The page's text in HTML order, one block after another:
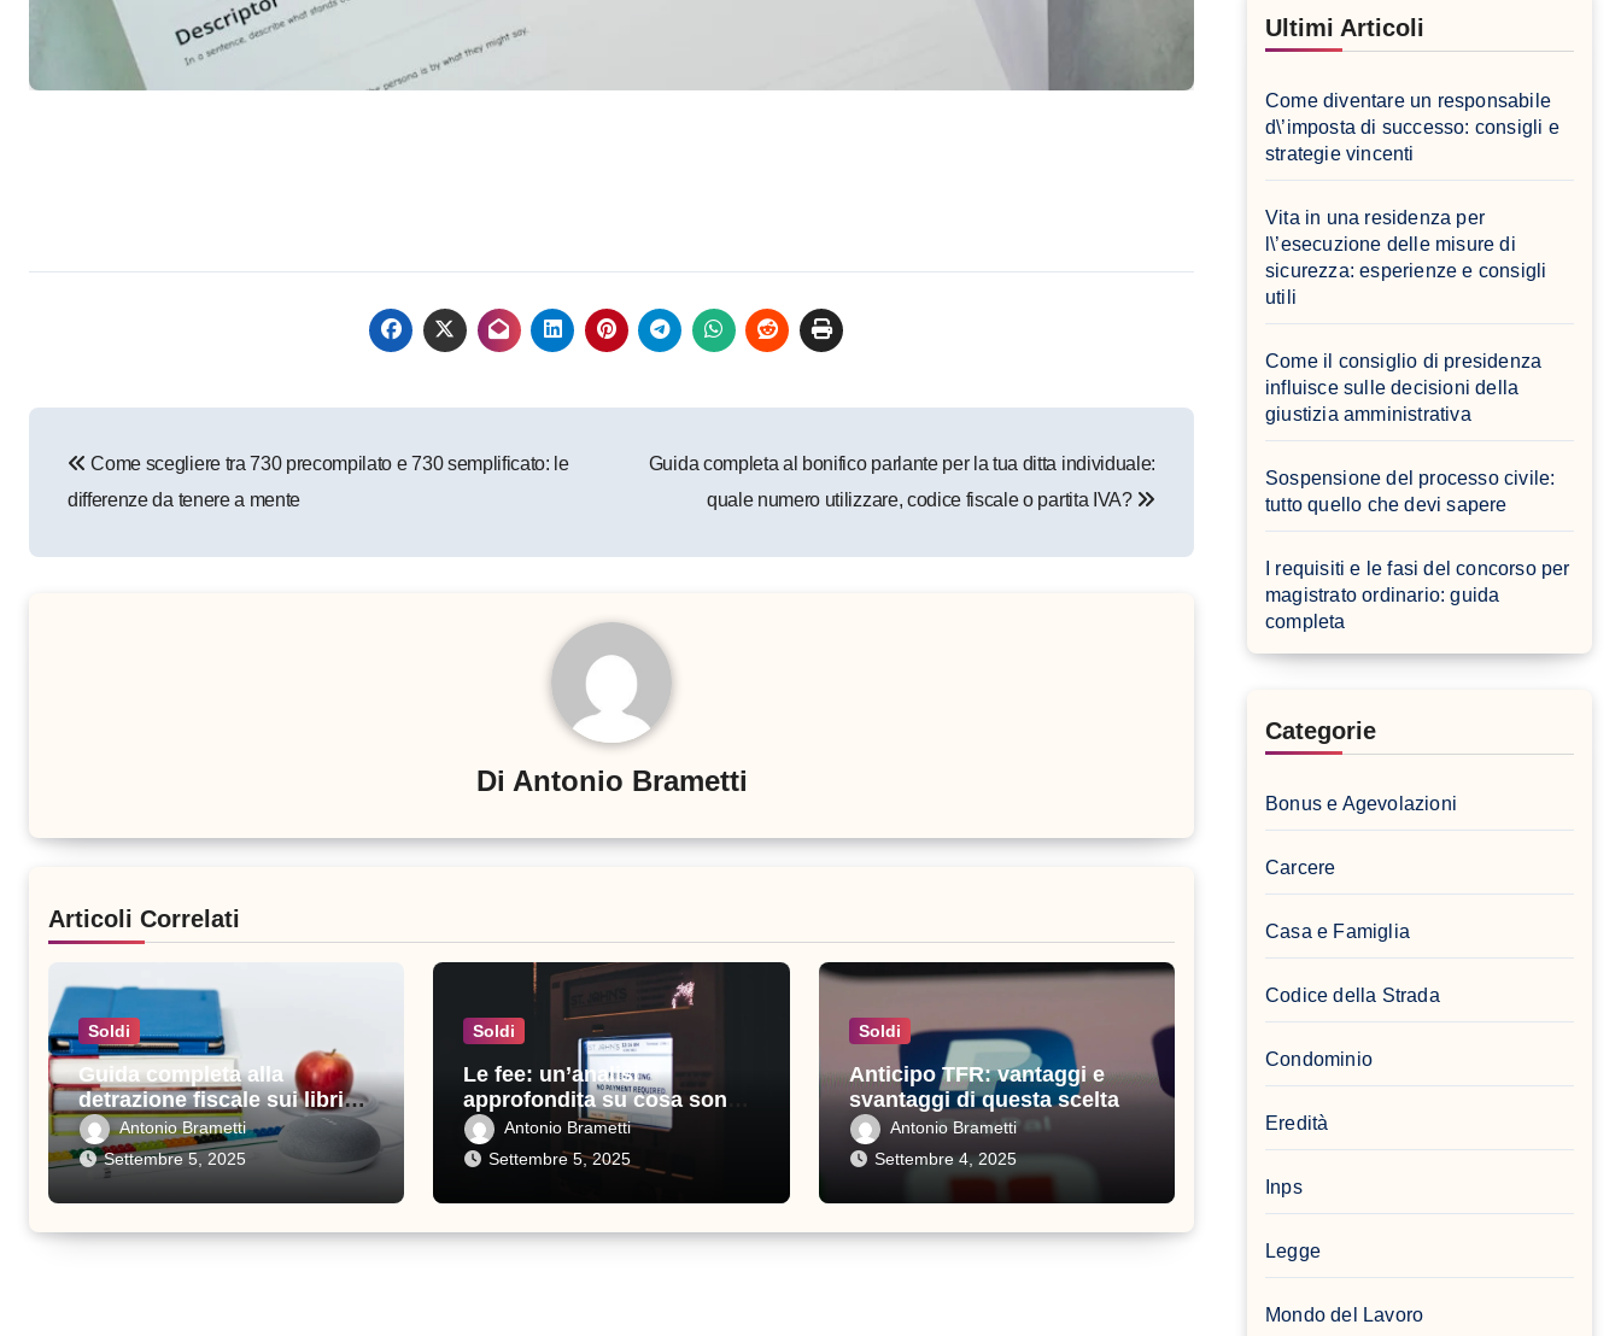
articoli
Come scegliere tra 730 precompilato e 730 semplificato: le
differenze da tenere a mente
Guida completa al bonifico parlante per la tua ditta individuale:
quale numero utilizzare, codice fiscale o partita IVA?
Di Antonio Brametti
Articoli Correlati
Soldi
Guida completa alla
detrazione fiscale sui libri
scolastici: tutto quello che
devi sapere
Antonio Brametti
Settembre 5, 2025
Soldi
Le fee: un’analisi
approfondita su cosa sono e
perché sono importanti
Antonio Brametti
Settembre 5, 2025
Soldi
Anticipo TFR: vantaggi e
svantaggi di questa scelta
Antonio Brametti
Settembre 4, 2025
Ultimi Articoli
Come diventare un responsabile
d\’imposta di successo: consigli e
strategie vincenti
Vita in una residenza per
l\’esecuzione delle misure di
sicurezza: esperienze e consigli
utili
Come il consiglio di presidenza
influisce sulle decisioni della
giustizia amministrativa
Sospensione del processo civile:
tutto quello che devi sapere
I requisiti e le fasi del concorso per
magistrato ordinario: guida
completa
Categorie
Bonus e Agevolazioni
Carcere
Casa e Famiglia
Codice della Strada
Condominio
Eredità
Inps
Legge
Mondo del Lavoro